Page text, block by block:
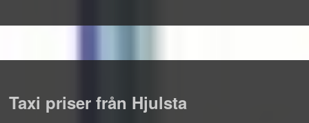
Taxi priser från Hjulsta